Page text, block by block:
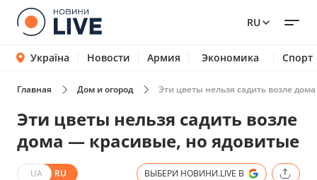
RU
Україна Новости Армия Экономика Спорт
Главная Дом и огород Эти цветы нельзя садить возле
Эти цветы нельзя садить возле
дома — красивые, но ядовитые
UA RU ВЫБЕРИ НОВИНИ.LIVE В